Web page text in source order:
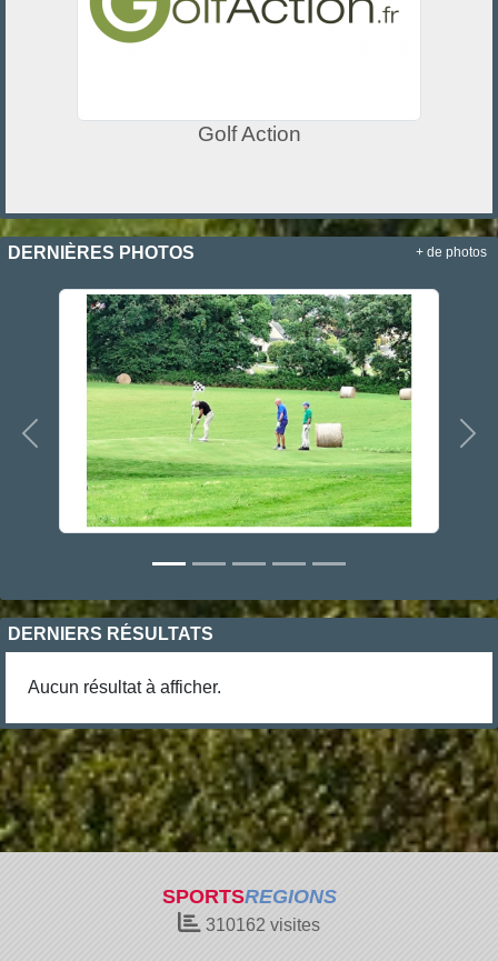
Golf Action
DERNIÈRES PHOTOS
Précedent
+ de photos
DERNIERS RÉSULTATS
Aucun résultat à afficher.
SPORTSREGIONS
310162 visites